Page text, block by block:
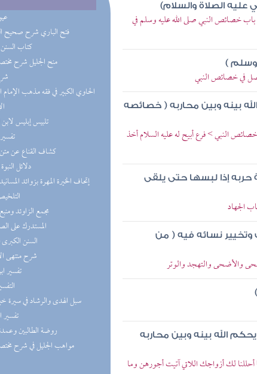
(2) فتح الباري شرح صحيح
(2) كتاب
(1) منح الجليل شرح
(1) الحاوي الكبير في فقه مذهب
(1) تلبيس إبليس
(1)
(1) كشاف القناع عن
(1) دلائل
(1) إتحاف الخيرة المهرة بزوائد
(1)
(1) مجمع الزاوئد
(1) المستدرك على
(1) السنن
(1) شرح منتهى
(1)
(1)
(1) سبل الهدى والرشاد في سيرة
(1)
(1) روضة الطالبين
(1) مواهب الجليل في شرح
عليه الصلاة والسلام)
باب خصائص النبي صلى الله عليه وسلم في
وسلم )
في خصائص النبي
بينه وبين محاربه ( خصائصه
النبي > فرع أبيح له عليه السلام أخذ
حربه إذا لبسها حتى يلقى
الجهاد
وتخيير نسائه فيه ( من
والأضحى والتهجد والوتر
الله بينه وبين محاربه
أحللنا لك أزواجك اللاتي آتيت أجورهن وما